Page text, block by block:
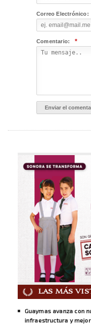
Correo Electrónico:
Comentario: *
LAS MÁS
Guaymas avanza con
infraestructura y